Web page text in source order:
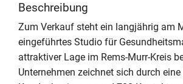
Beschreibung
Zum Verkauf steht ein langjährig am
eingeführtes Studio für
attraktiver Lage im Rems-Murr-Kreis
Unternehmen zeichnet sich durch